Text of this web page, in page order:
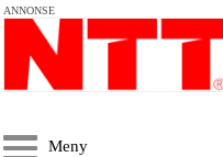
ANNONSE
Meny